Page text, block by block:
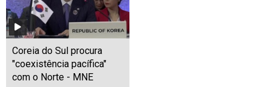
Coreia do Sul procura
"coexistência pacífica"
com o Norte - MNE